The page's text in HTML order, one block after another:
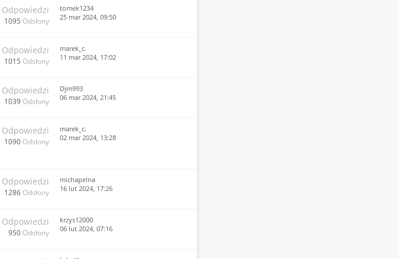
Odpowiedzi
1095 Odsłony
tomek1234
25 mar 2024, 09:50
Odpowiedzi
1015 Odsłony
marek_c.
11 mar 2024, 17:02
Odpowiedzi
1039 Odsłony
Djm993
06 mar 2024, 21:45
Odpowiedzi
1090 Odsłony
marek_c.
02 mar 2024, 13:28
Odpowiedzi
1286 Odsłony
michapelna
16 lut 2024, 17:26
Odpowiedzi
950 Odsłony
krzys12000
06 lut 2024, 07:16